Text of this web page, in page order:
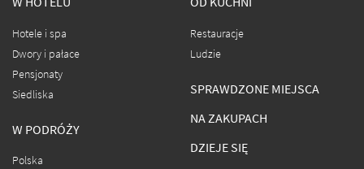
Hotele i spa
Dwory i pałace
Pensjonaty
Siedliska
W PODRÓŻY
Polska
Restauracje
Ludzie
SPRAWDZONE MIEJSCA
NA ZAKUPACH
DZIEJE SIĘ